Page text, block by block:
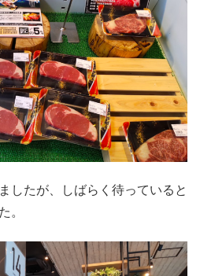
したが、しばらく待っていると
。